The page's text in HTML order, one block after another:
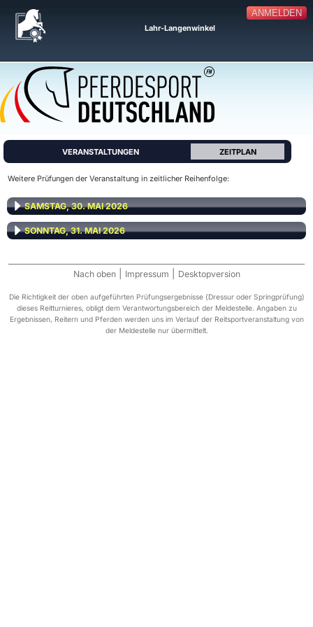
ANMELDEN
Lahr-Langenwinkel
VERANSTALTUNGEN ZEITPLAN
Weitere Prüfungen der Veranstaltung in zeitlicher Reihenfolge:
SAMSTAG, 30. MAI 2026
SONNTAG, 31. MAI 2026
Nach oben Impressum Desktopversion
Die Richtigkeit der oben aufgeführten Prüfungsergebnisse (Dressur oder Springprüfung)
dieses Reitturnieres, obligt dem Verantwortungsbereich der Meldestelle. Angaben zu
Ergebnissen, Reitern und Pferden werden uns im Verlauf der Reitsportveranstaltung von
der Meldestelle nur übermittelt.